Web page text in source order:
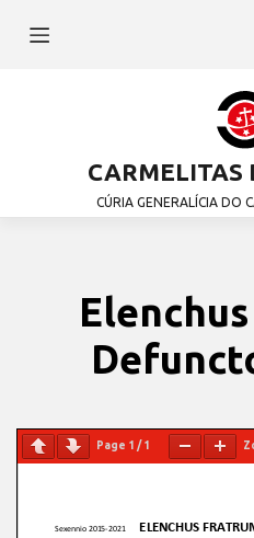
CARMELITAS
CÚRIA GENERALÍCIA DO
Page 1 /1